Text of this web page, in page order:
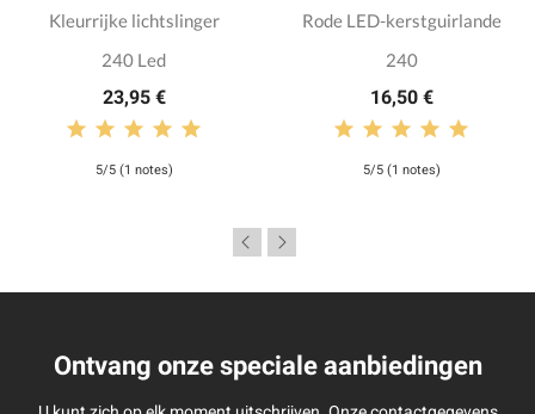
Kleurrijke lichtslinger
240 Led
23,95 €
5/5 (1 notes)
Rode LED-kerstguirlande
240
16,50 €
5/5 (1 notes)
Ontvang onze speciale aanbiedingen